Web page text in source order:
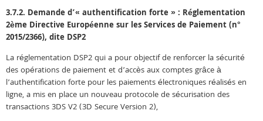
3.7.2. Demande d’« authentification forte » : Réglementation
2ème Directive Européenne sur les Services de Paiement (n°
2015/2366), dite DSP2
La réglementation DSP2 qui a pour objectif de renforcer la sécurité
des opérations de paiement et d’accès aux comptes grâce à
l’authentification forte pour les paiements électroniques réalisés en
ligne, a mis en place un nouveau protocole de sécurisation des
transactions 3DS V2 (3D Secure Version 2),